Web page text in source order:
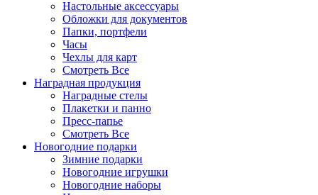
Настольные аксессуары
Обложки для документов
Папки, портфели
Часы
Чехлы для карт
Смотреть Все
Наградная продукция
Наградные стелы
Плакетки и панно
Пресс-папье
Смотреть Все
Новогодние подарки
Зимние подарки
Новогодние игрушки
Новогодние наборы